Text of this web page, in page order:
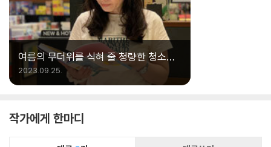
여름의 무더위를 식혀 줄 청량한 청소년
소설집
2023.09.25.
작가에게 한마디